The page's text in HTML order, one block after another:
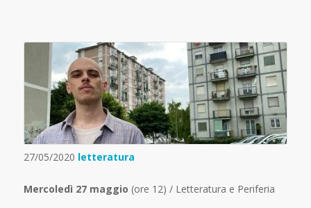
27/05/2020 letteratura
Mercoledì 27 maggio (ore 12) / Letteratura e Periferia